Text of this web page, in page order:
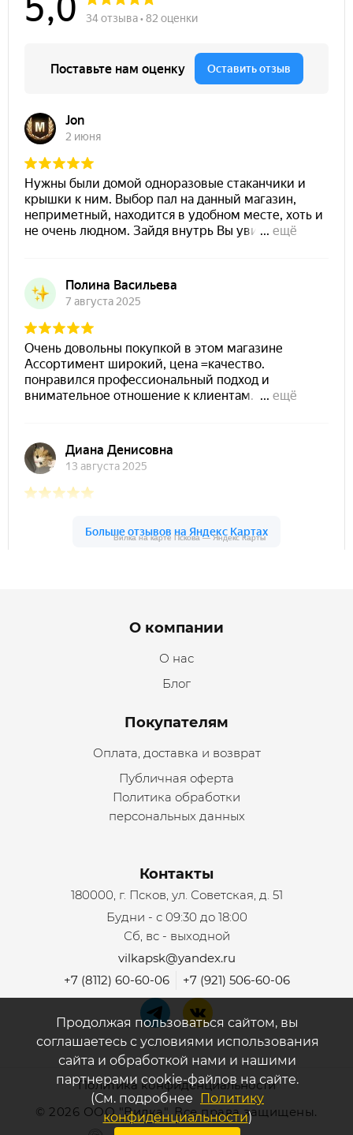
Вилка на карте Пскова — Яндекс Карты
Вилка на карте Пскова — Яндекс Карты
Menu footerО компании
О нас
Блог
Покупателям
Оплата, доставка и возврат
Публичная оферта
Политика обработки
персональных данных
Контакты
180000, г. Псков, ул. Советская, д. 51
Будни - с 09:30 до 18:00
Сб, вс - выходной
vilkapsk@yandex.ru
+7 (8112) 60-60-06
+7 (921) 506-60-06
© 2026 ООО "Вилка". Все права защищены.
Политика конфиденциальности
Продолжая пользоваться сайтом, вы
соглашаетесь с условиями использования
сайта и обработкой нами и нашими
партнерами cookie-файлов на сайте.
(См. подробнее
Политику
конфиденциальности)